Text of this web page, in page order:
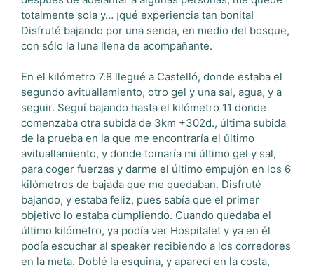
totalmente sola y… ¡qué experiencia tan bonita!
Disfruté bajando por una senda, en medio del bosque,
con sólo la luna llena de acompañante.
En el kilómetro 7.8 llegué a Castelló, donde estaba el
segundo avituallamiento, otro gel y una sal, agua, y a
seguir. Seguí bajando hasta el kilómetro 11 donde
comenzaba otra subida de 3km +302d., última subida
de la prueba en la que me encontraría el último
avituallamiento, y donde tomaría mi último gel y sal,
para coger fuerzas y darme el último empujón en los 6
kilómetros de bajada que me quedaban. Disfruté
bajando, y estaba feliz, pues sabía que el primer
objetivo lo estaba cumpliendo. Cuando quedaba el
último kilómetro, ya podía ver Hospitalet y ya en él
podía escuchar al speaker recibiendo a los corredores
en la meta. Doblé la esquina, y aparecí en la costa,